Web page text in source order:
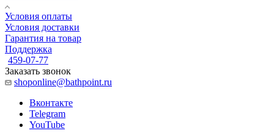
Условия оплаты
Условия доставки
Гарантия на товар
Поддержка
459-07-77
Заказать звонок
shoponline@bathpoint.ru
Вконтакте
Telegram
YouTube